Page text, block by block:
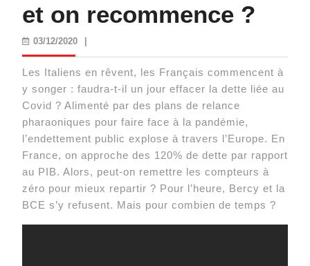
et on recommence ?
03/12/202003/12/2020
Les Italiens en rêvent, les Français commencent à
y songer : faudra-t-il un jour effacer la dette liée au
Covid ? Alimenté par des plans de relance
pharaoniques pour faire face à la pandémie,
l’endettement public explose à travers l’Europe. En
France, on approche des 120% de dette par rapport
au PIB. Alors, peut-on remettre les compteurs à
zéro pour mieux repartir ? Pour l’heure, Bercy et la
BCE s’y refusent. Mais pour combien de temps ?